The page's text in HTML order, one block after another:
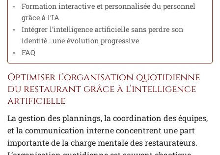
Formation interactive et personnalisée du personnel
grâce à l’IA
Intégrer l’intelligence artificielle sans perdre son
identité : une évolution progressive
FAQ
Optimiser l’organisation quotidienne
du restaurant grâce à l’intelligence
artificielle
La gestion des plannings, la coordination des équipes,
et la communication interne concentrent une part
importante de la charge mentale des restaurateurs.